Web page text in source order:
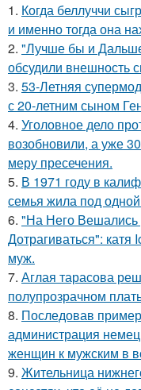
1. Когда беллуччи
и именно тогда она
2. "Лучше бы и
обсудили внешность
3. 53-Летняя
с 20-летним сыном
4. Уголовное дело
возобновили, а уже
меру пресечения.
5. В 1971 году в
семья жила под
6. "На Него
Дотрагиваться": катя
муж.
7. Аглая тарасова
полупрозрачном
8. Последовав
администрация
женщин к мужским в
9. Жительница